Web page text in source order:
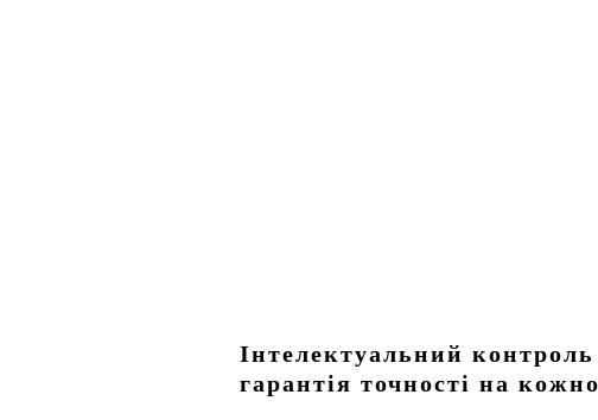
Інтелектуальний
гарантія точності на